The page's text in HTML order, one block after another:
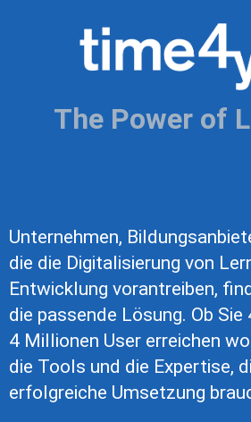
The Power of
Unternehmen,
die die Digitalisierung von
Entwicklung vorantreiben,
die passende Lösung. Ob
4 Millionen User erreichen
die Tools und die Expertise,
erfolgreiche Umsetzung